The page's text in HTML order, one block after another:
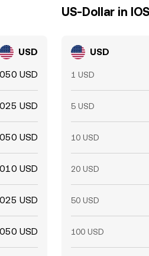
USD
USD
USD
USD
USD
USD
USD
US-Dollar in
USD
1 USD
5 USD
10 USD
20 USD
50 USD
100 USD